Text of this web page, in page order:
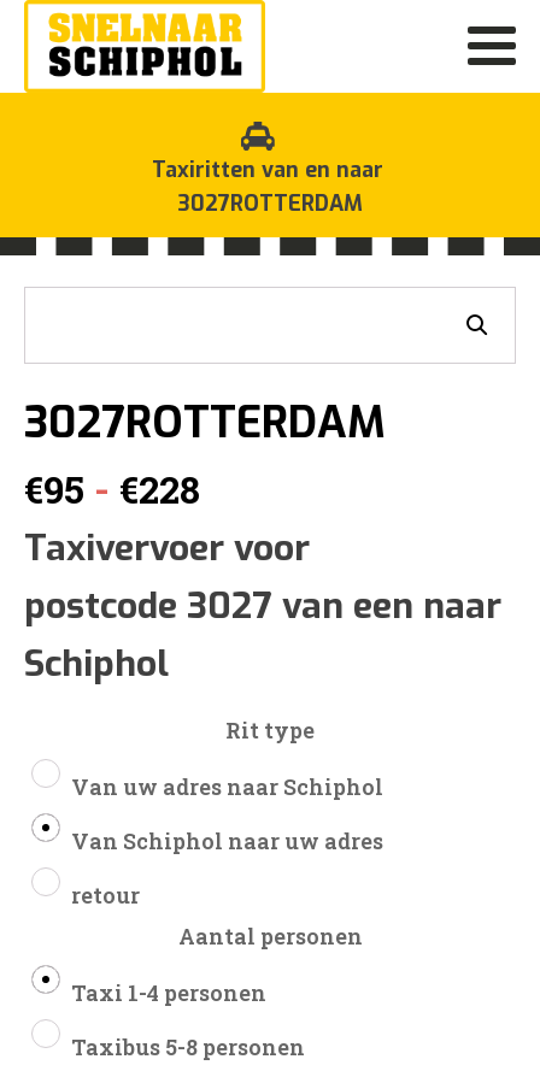
Taxiritten van en naar
3027ROTTERDAM
3027ROTTERDAM
€95 - €228
€95
tot
Taxivervoer voor
postcode 3027 van een naar
Schiphol
Rit type
Van uw adres naar Schiphol
Van Schiphol naar uw adres
retour
Aantal personen
Taxi 1-4 personen
Taxibus 5-8 personen